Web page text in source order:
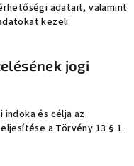
adatait, valamint
kezeli
jogi
és célja az
a Törvény 13 § 1.